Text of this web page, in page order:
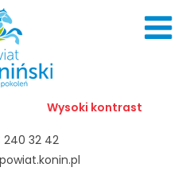
Wysoki kontrast
240 32 42